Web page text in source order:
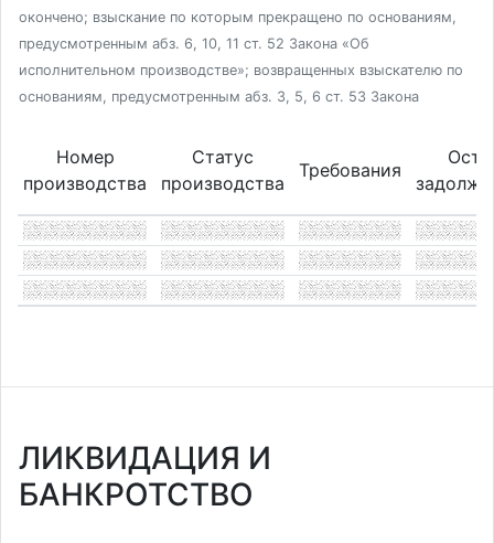
окончено; взыскание по которым прекращено по основаниям,
предусмотренным абз. 6, 10, 11 ст. 52 Закона «Об
исполнительном производстве»; возвращенных взыскателю по
основаниям, предусмотренным абз. 3, 5, 6 ст. 53 Закона
Номер
производства
Статус
производства
Требования
ЛИКВИДАЦИЯ И
БАНКРОТСТВО